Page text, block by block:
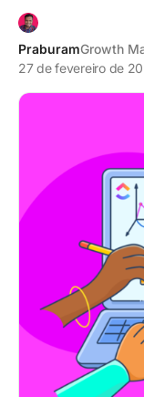
PraburamGrowth
27 de fevereiro de